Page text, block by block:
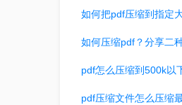
如何把pdf压缩到指定
如何压缩pdf？分享二
pdf怎么压缩到500k以
pdf压缩文件怎么压缩